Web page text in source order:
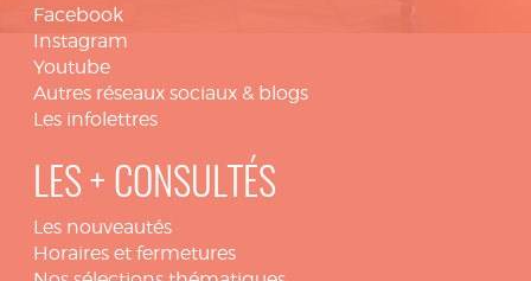
Facebook
Instagram
Youtube
Autres réseaux sociaux & blogs
Les infolettres
LES + CONSULTÉS
Les nouveautés
Horaires et fermetures